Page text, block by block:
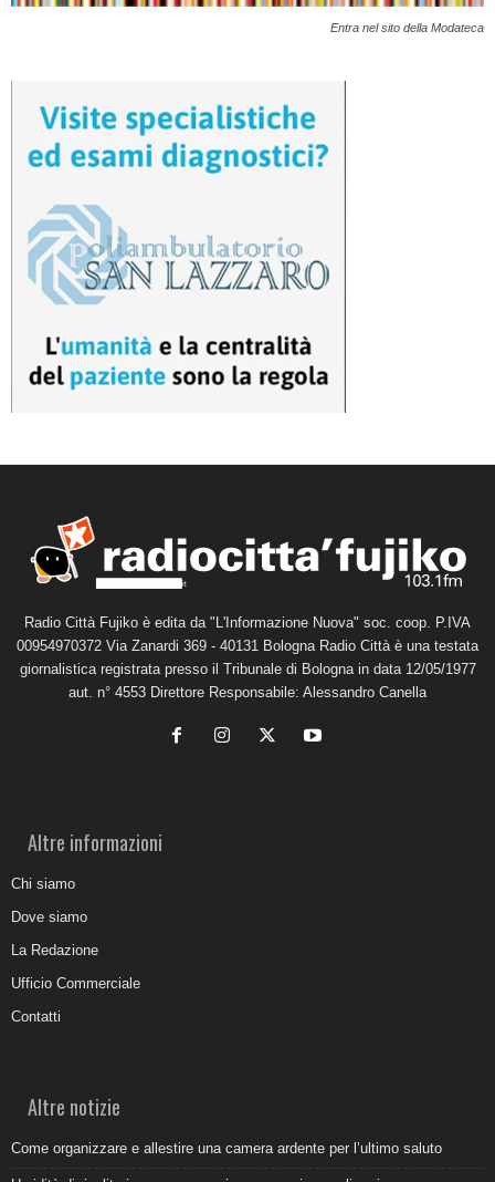
Entra nel sito della Modateca
Radio Città Fujiko è edita da "L'Informazione Nuova" soc. coop. P.IVA
00954970372 Via Zanardi 369 - 40131 Bologna Radio Città è una testata
giornalistica registrata presso il Tribunale di Bologna in data 12/05/1977
aut. n° 4553 Direttore Responsabile: Alessandro Canella
Altre informazioni
Chi siamo
Dove siamo
La Redazione
Ufficio Commerciale
Contatti
Altre notizie
Come organizzare e allestire una camera ardente per l’ultimo saluto